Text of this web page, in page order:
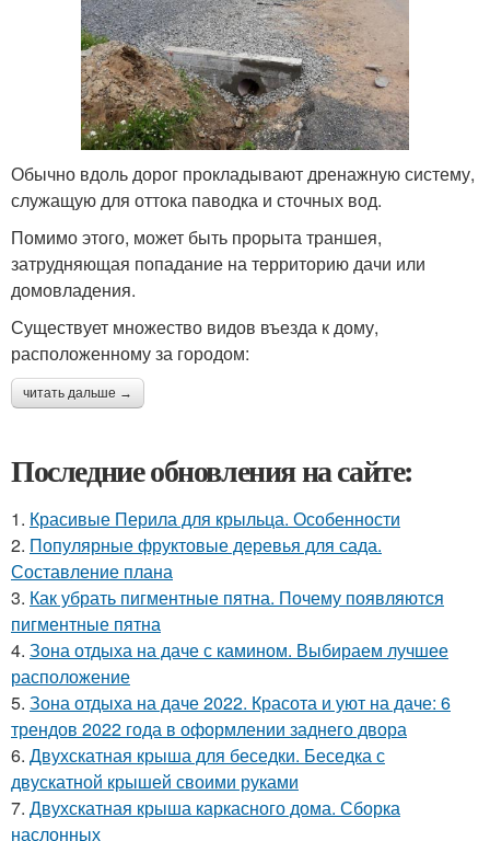
Обычно вдоль дорог прокладывают дренажную систему,
служащую для оттока паводка и сточных вод.
Помимо этого, может быть прорыта траншея,
затрудняющая попадание на территорию дачи или
домовладения.
Существует множество видов въезда к дому,
расположенному за городом:
читать дальше →
Последние обновления на сайте:
1. Красивые Перила для крыльца. Особенности
2. Популярные фруктовые деревья для сада.
Составление плана
3. Как убрать пигментные пятна. Почему появляются
пигментные пятна
4. Зона отдыха на даче с камином. Выбираем лучшее
расположение
5. Зона отдыха на даче 2022. Красота и уют на даче: 6
трендов 2022 года в оформлении заднего двора
6. Двухскатная крыша для беседки. Беседка с
двускатной крышей своими руками
7. Двухскатная крыша каркасного дома. Сборка
наслонных